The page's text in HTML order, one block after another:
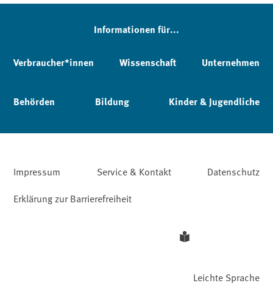
Informationen für...
Verbraucher*innen Wissenschaft Unternehmen
Behörden Bildung Kinder & Jugendliche
Impressum Service & Kontakt
Datenschutz
Erklärung zur Barrierefreiheit
Leichte Sprache